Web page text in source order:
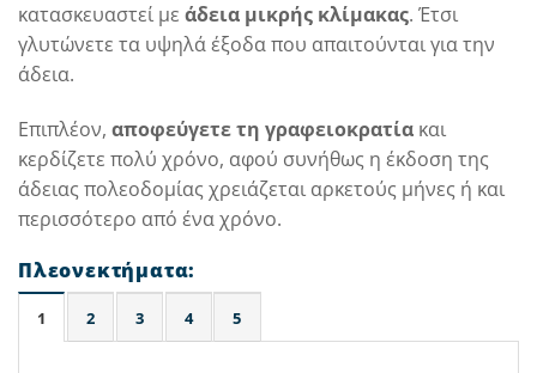
κατασκευαστεί με άδεια μικρής κλίμακας. Έτσι
γλυτώνετε τα υψηλά έξοδα που απαιτούνται για την
άδεια.
Επιπλέον, αποφεύγετε τη γραφειοκρατία και
κερδίζετε πολύ χρόνο, αφού συνήθως η έκδοση της
άδειας πολεοδομίας χρειάζεται αρκετούς μήνες ή και
περισσότερο από ένα χρόνο.
Πλεονεκτήματα:
1 2 3 4 5